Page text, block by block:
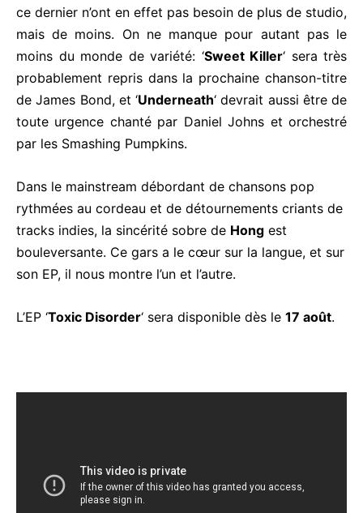
ce dernier n’ont en effet pas besoin de plus de studio,
mais de moins. On ne manque pour autant pas le
moins du monde de variété: ‘Sweet Killer‘ sera très
probablement repris dans la prochaine chanson-titre
de James Bond, et ‘Underneath‘ devrait aussi être de
toute urgence chanté par Daniel Johns et orchestré
par les Smashing Pumpkins.
Dans le mainstream débordant de chansons pop
rythmées au cordeau et de détournements criants de
tracks indies, la sincérité sobre de Hong est
bouleversante. Ce gars a le cœur sur la langue, et sur
son EP, il nous montre l’un et l’autre.
L’EP ‘Toxic Disorder‘ sera disponible dès le 17 août.